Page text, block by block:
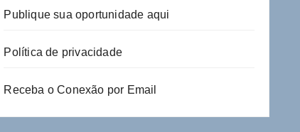
Publique sua oportunidade aqui
Política de privacidade
Receba o Conexão por Email